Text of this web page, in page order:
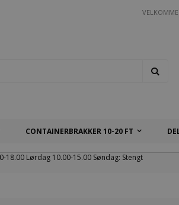
CONTAINERBRAKKER 10-20 FT
18.00 Lørdag 10.00-15.00 Søndag: Stengt